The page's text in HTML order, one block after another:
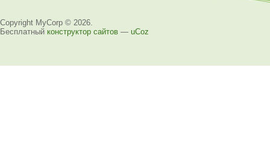
Copyright MyCorp © 2026
Бесплатный конструктор сайтов — uCoz